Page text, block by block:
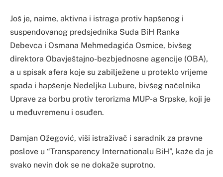
Još je, naime, aktivna i istraga protiv hapšenog i
suspendovanog predsjednika Suda BiH Ranka
Debevca i Osmana Mehmedagića Osmice, bivšeg
direktora Obavještajno-bezbjednosne agencije (OBA),
a u spisak afera koje su zabilježene u proteklo vrijeme
spada i hapšenje Nedeljka Lubure, bivšeg načelnika
Uprave za borbu protiv terorizma MUP-a Srpske, koji je
u međuvremenu i osuđen.
Damjan Ožegović, viši istraživač i saradnik za pravne
poslove u “Transparency Internationalu BiH”, kaže da je
svako nevin dok se ne dokaže suprotno.